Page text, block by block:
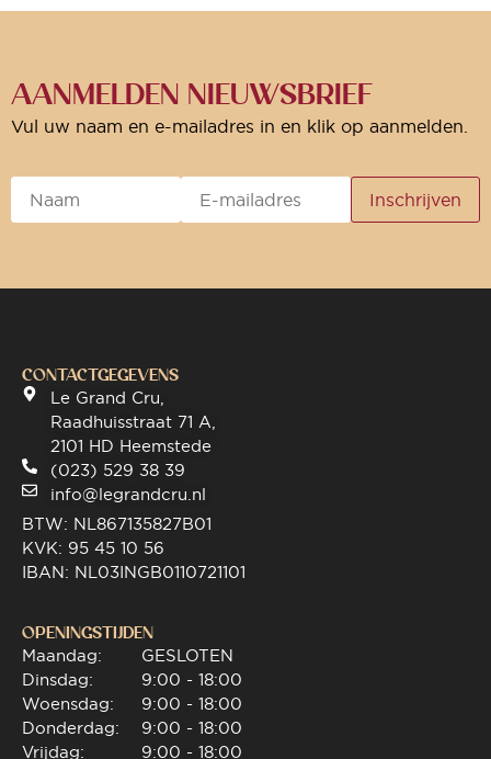
AANMELDEN NIEUWSBRIEF
Vul uw naam en e-mailadres in en klik op aanmelden.
CONTACTGEGEVENS
Le Grand Cru,
Raadhuisstraat 71 A,
2101 HD Heemstede
(023) 529 38 39
info@legrandcru.nl
BTW: NL867135827B01
KVK: 95 45 10 56
IBAN: NL03INGB0110721101
OPENINGSTIJDEN
Maandag:
Dinsdag:
Woensdag:
Donderdag:
Vrijdag:
GESLOTEN
9:00 - 18:00
9:00 - 18:00
9:00 - 18:00
9:00 - 18:00